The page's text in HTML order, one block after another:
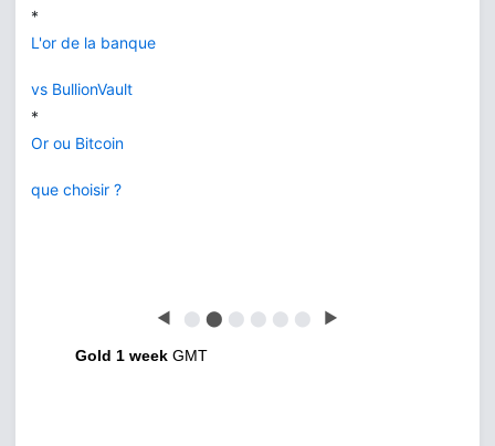
*
L'or de la banque
vs BullionVault
*
Or ou Bitcoin
que choisir ?
◀ ⬤ ⬤ ⬤ ⬤ ⬤ ⬤ ▶
Gold 1 week GMT